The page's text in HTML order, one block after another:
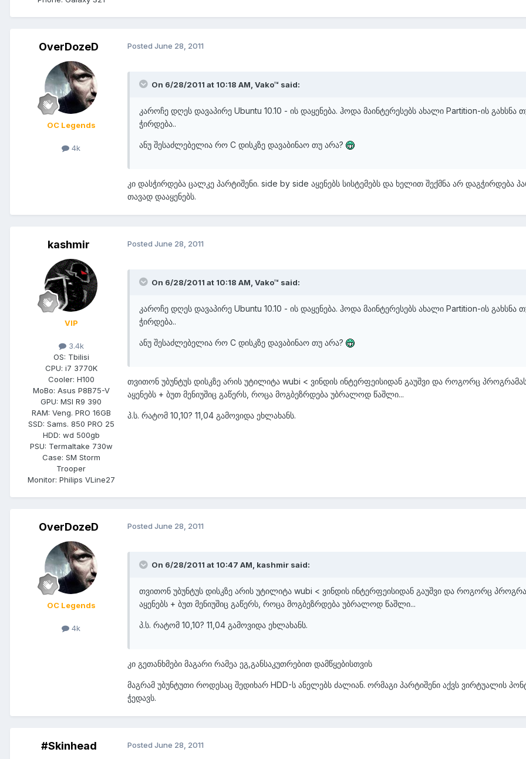
OverDozeD
OC Legends
4k
Posted June 28, 2011
On 6/28/2011 at 10:18 AM, Vako™ said:
კაროჩე დღეს დავაპირე Ubuntu 10.10 - ის დაყენება. ჰოდა მაინტერესებს ახალი Partition-ის გახსნა
ჭირდება..
ანუ შესაძლებელია რო C დისკზე დავაბინაო თუ არა?
კი დასჭირდება ცალკე პარტიშენი. side by side აყენებს სისტემებს და ხელით შექმნა არ დაგჭირდება
თავად დააყენებს.
kashmir
VIP
3.4k
OS: Tbilisi
CPU: i7 3770K
Cooler: H100
MoBo: Asus P8B75-V
GPU: MSI R9 390
RAM: Veng. PRO 16GB
SSD: Sams. 850 PRO 25
HDD: wd 500gb
PSU: Termaltake 730w
Case: SM Storm
Trooper
Monitor: Philips VLine27
Posted June 28, 2011
On 6/28/2011 at 10:18 AM, Vako™ said:
კაროჩე დღეს დავაპირე Ubuntu 10.10 - ის დაყენება. ჰოდა მაინტერესებს ახალი Partition-ის გახსნა
ჭირდება..
ანუ შესაძლებელია რო C დისკზე დავაბინაო თუ არა?
თვითონ უბუნტუს დისკზე არის უტილიტა wubi < ვინდის ინტერფეისიდან გაუშვი და როგორც
აყენებს + ბუთ მენიუშიც გაწერს, როცა მოგბეზრდება უბრალოდ წაშლი...
პ.ს. რატომ 10,10? 11,04 გამოვიდა ეხლახანს.
OverDozeD
OC Legends
4k
Posted June 28, 2011
On 6/28/2011 at 10:47 AM, kashmir said:
თვითონ უბუნტუს დისკზე არის უტილიტა wubi < ვინდის ინტერფეისიდან გაუშვი და როგორც
აყენებს + ბუთ მენიუშიც გაწერს, როცა მოგბეზრდება უბრალოდ წაშლი...
პ.ს. რატომ 10,10? 11,04 გამოვიდა ეხლახანს.
კი გეთანხმები მაგარი რამეა ეგ,განსაკუთრებით დამწყებისთვის
მაგრამ უბუნტუთი როდესაც შედიხარ HDD-ს ანელებს ძალიან. ორმაგი პარტიშენი აქვს ვირტუალის
ჭედავს.
#Skinhead Posted June 28, 2011